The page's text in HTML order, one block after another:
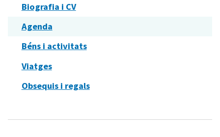
Biografia i CV
Agenda
Béns i activitats
Viatges
Obsequis i regals